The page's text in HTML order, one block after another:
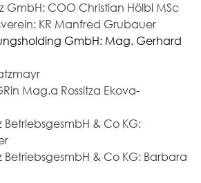
GmbH: COO Christian Hölbl MSc
KR Manfred Grubauer
GmbH: Mag. Gerhard
Mag.a Rossitza Ekova-
BetriebsgesmbH & Co KG:
BetriebsgesmbH & Co KG: Barbara